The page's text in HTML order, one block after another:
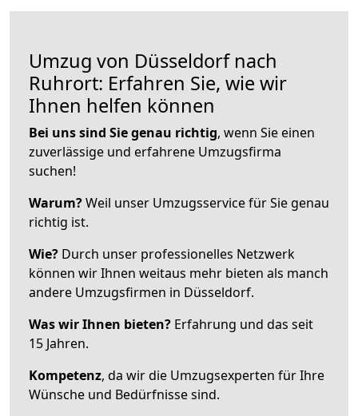
Umzug von Düsseldorf nach
Ruhrort: Erfahren Sie, wie wir
Ihnen helfen können
Bei uns sind Sie genau richtig, wenn Sie einen
zuverlässige und erfahrene Umzugsfirma
suchen!
Warum?Weil unser Umzugsservice für Sie genau
richtig ist.
Wie? Durch unser professionelles Netzwerk
können wir Ihnen weitaus mehr bieten als manch
andere Umzugsfirmen in Düsseldorf.
Was wir Ihnen bieten? Erfahrung und das seit
15 Jahren.
Kompetenz, da wir die Umzugsexperten für Ihre
Wünsche und Bedürfnisse sind.